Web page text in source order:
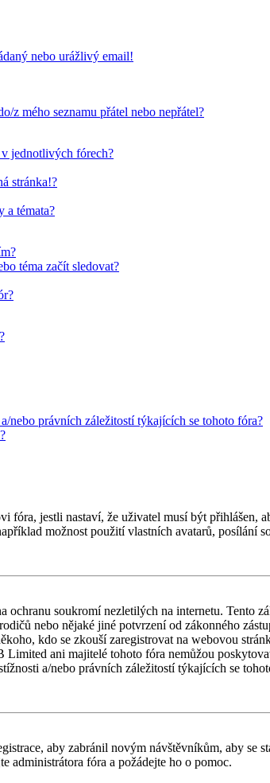
nebo urážlivý email!
z mého seznamu přátel nebo nepřátel?
jednotlivých fórech?
stránka!?
a témata?
téma začít sledovat?
nebo právních záležitostí týkajících se tohoto fóra?
fóra, jestli nastaví, že uživatel musí být
možnost použití vlastních avatarů,
ochranu soukromí nezletilých na internetu. Tento
nebo nějaké jiné potvrzení od zákonného
kdo se zkouší zaregistrovat na webovou
Limited ani majitelé tohoto fóra nemůžou
a/nebo právních záležitostí týkajících se
aby zabránil novým návštěvníkům, aby
administrátora fóra a požádejte ho o pomoc.